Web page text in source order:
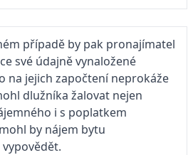
případě by pak pronajímatel
své údajně vynaložené
na jejich započtení neprokáže
dlužníka žalovat nejen
i s poplatkem
by nájem bytu